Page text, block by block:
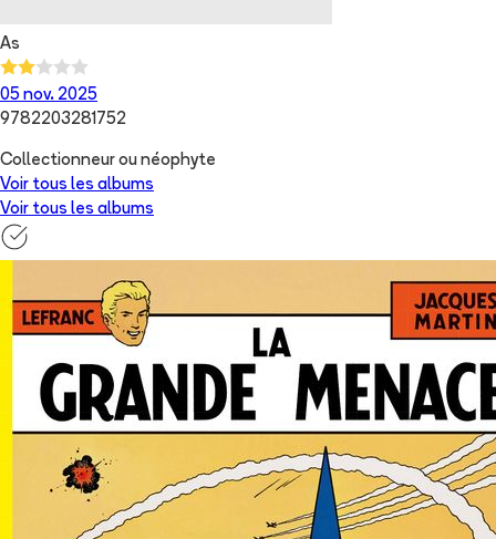
As
05 nov. 2025
9782203281752
Collectionneur ou néophyte
Voir tous les albums
Voir tous les albums